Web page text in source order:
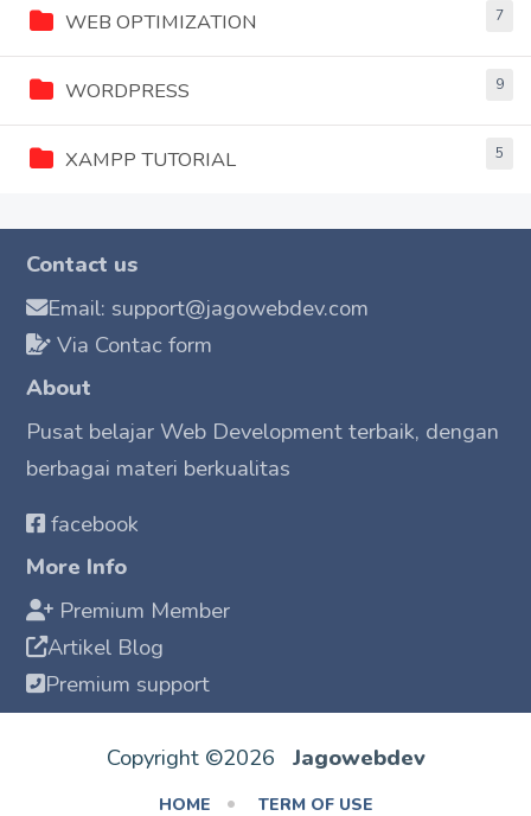
WEB OPTIMIZATION 7
WORDPRESS 9
XAMPP TUTORIAL 5
Contact us
Email: support@jagowebdev.com
Via Contac form
About
Pusat belajar Web Development terbaik, dengan
berbagai materi berkualitas
facebook
More Info
Premium Member
Artikel Blog
Premium support
Copyright ©2026 Jagowebdev
HOME TERM OF USE